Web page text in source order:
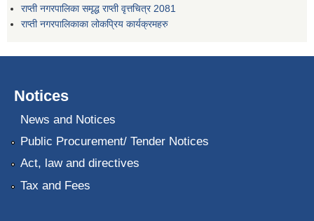
राप्ती नगरपालिका समृद्ध राप्ती वृत्तचित्र 2081
राप्ती नगरपालिकाका लोकप्रिय कार्यक्रमहरु
Notices
News and Notices
Public Procurement/ Tender Notices
Act, law and directives
Tax and Fees